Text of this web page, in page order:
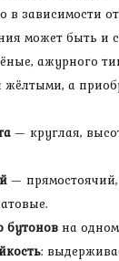
в зависимости
может быть и
ажурного
жёлтыми, а
— круглая,
—
бутонов на
: